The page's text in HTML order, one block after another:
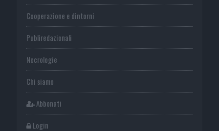
Cooperazione e dintorni
Publiredazionali
Necrologie
Chi siamo
Abbonati
Login